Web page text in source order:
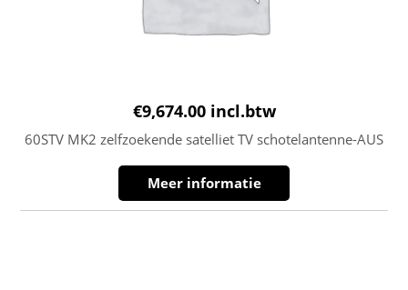
€9,674.00 incl.btw
60STV MK2 zelfzoekende satelliet TV schotelantenne-AUS
Meer informatie